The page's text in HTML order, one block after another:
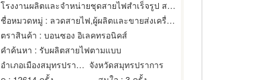
โรงงานผลิตและจำหน่ายชุดสายไฟสำเร็จรูป สมุทรปราการ
ชื่อหมวดหมู่ : ลวดสายไฟ,ผู้ผลิตและขายส่งเครื่องมือและอุปกรณ์อิเล็กทรอนิกส์,ผู้ขายเครื่องมือและอุปกรณ์อิเล็กทรอนิกส์
ตราสินค้า : บอนซอง อิเลคทรอนิคส์
คำค้นหา : รับผลิตสายไฟตามแบบ
อำเภอเมืองสมุทรปราการ จังหวัดสมุทรปราการ